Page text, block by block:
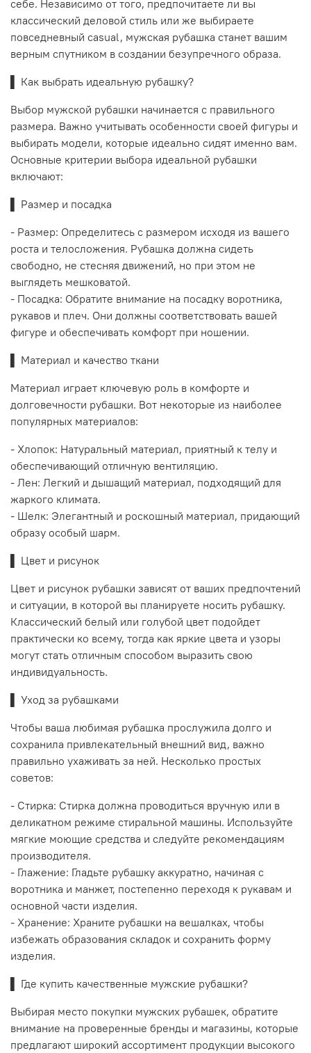
себе. Независимо от того, предпочитаете ли вы
классический деловой стиль или же выбираете
повседневный casual, мужская рубашка станет вашим
верным спутником в создании безупречного образа.
▌ Как выбрать идеальную рубашку?
Выбор мужской рубашки начинается с правильного
размера. Важно учитывать особенности своей фигуры и
выбирать модели, которые идеально сидят именно вам.
Основные критерии выбора идеальной рубашки
включают:
▌ Размер и посадка
- Размер: Определитесь с размером исходя из вашего
роста и телосложения. Рубашка должна сидеть
свободно, не стесняя движений, но при этом не
выглядеть мешковатой.
- Посадка: Обратите внимание на посадку воротника,
рукавов и плеч. Они должны соответствовать вашей
фигуре и обеспечивать комфорт при ношении.
▌ Материал и качество ткани
Материал играет ключевую роль в комфорте и
долговечности рубашки. Вот некоторые из наиболее
популярных материалов:
- Хлопок: Натуральный материал, приятный к телу и
обеспечивающий отличную вентиляцию.
- Лен: Легкий и дышащий материал, подходящий для
жаркого климата.
- Шелк: Элегантный и роскошный материал, придающий
образу особый шарм.
▌ Цвет и рисунок
Цвет и рисунок рубашки зависят от ваших предпочтений
и ситуации, в которой вы планируете носить рубашку.
Классический белый или голубой цвет подойдет
практически ко всему, тогда как яркие цвета и узоры
могут стать отличным способом выразить свою
индивидуальность.
▌ Уход за рубашками
Чтобы ваша любимая рубашка прослужила долго и
сохранила привлекательный внешний вид, важно
правильно ухаживать за ней. Несколько простых
советов:
- Стирка: Стирка должна проводиться вручную или в
деликатном режиме стиральной машины. Используйте
мягкие моющие средства и следуйте рекомендациям
производителя.
- Глажение: Гладьте рубашку аккуратно, начиная с
воротника и манжет, постепенно переходя к рукавам и
основной части изделия.
- Хранение: Храните рубашки на вешалках, чтобы
избежать образования складок и сохранить форму
изделия.
▌ Где купить качественные мужские рубашки?
Выбирая место покупки мужских рубашек, обратите
внимание на проверенные бренды и магазины, которые
предлагают широкий ассортимент продукции высокого